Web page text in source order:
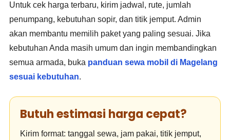
Untuk cek harga terbaru, kirim jadwal, rute, jumlah
penumpang, kebutuhan sopir, dan titik jemput. Admin
akan membantu memilih paket yang paling sesuai. Jika
kebutuhan Anda masih umum dan ingin membandingkan
semua armada, buka panduan sewa mobil di Magelang
sesuai kebutuhan.
Butuh estimasi harga cepat?
Kirim format: tanggal sewa, jam pakai, titik jemput,